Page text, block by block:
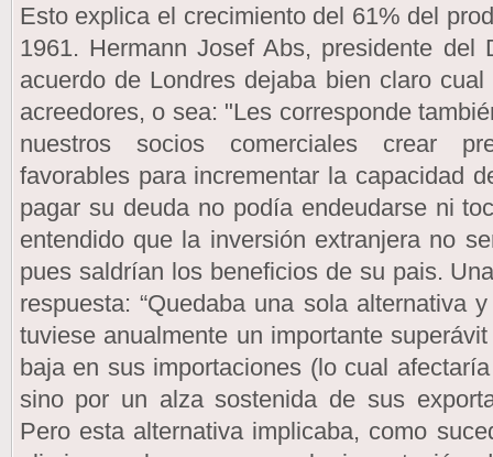
Esto explica el crecimiento del 61% del
1961. Hermann Josef Abs, presidente del
acuerdo de Londres dejaba bien claro
acreedores, o sea: "Les corresponde
nuestros socios comerciales crear
favorables para incrementar la capacidad
pagar su deuda no podía endeudarse ni
entendido que la inversión extranjera no
pues saldrían los beneficios de su pais.
respuesta: “Quedaba una sola alternativa
tuviese anualmente un importante
baja en sus importaciones (lo cual
sino por un alza sostenida de sus
Pero esta alternativa implicaba, como